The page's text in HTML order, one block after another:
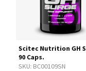
SKU: BC00109SN
Scitec Nutrition GH
90 Caps.